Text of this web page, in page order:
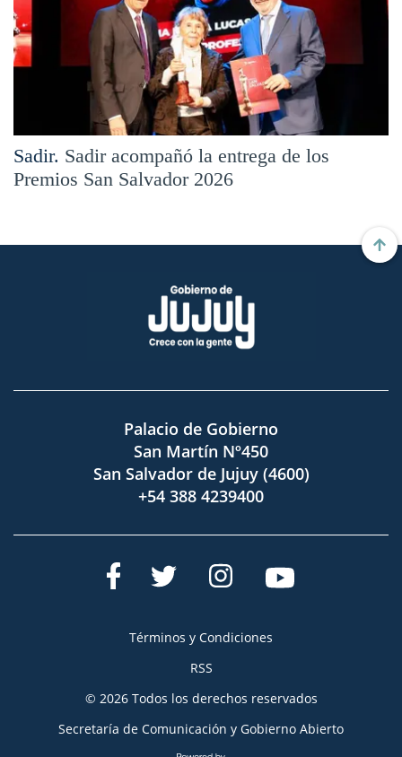
Sadir. Sadir acompañó la entrega de los
Premios San Salvador 2026
Palacio de Gobierno
San Martín Nº450
San Salvador de Jujuy (4600)
+54 388 4239400
Términos y Condiciones
RSS
© 2026 Todos los derechos reservados
Secretaría de Comunicación y Gobierno Abierto